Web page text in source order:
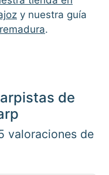
y nuestra guía
.
de
valoraciones de